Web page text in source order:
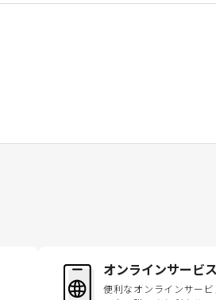
オンラインサービ
便利なオンラインサー